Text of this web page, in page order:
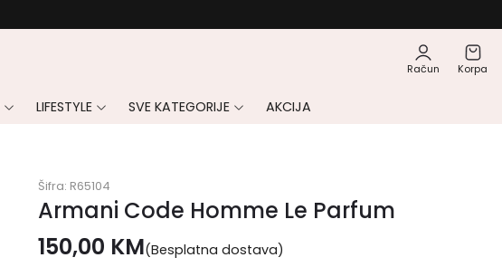
Račun Korpa
LIFESTYLE SVE KATEGORIJE AKCIJA
Šifra: R65104
Armani Code Homme Le Parfum
150,00 KM(Besplatna dostava)